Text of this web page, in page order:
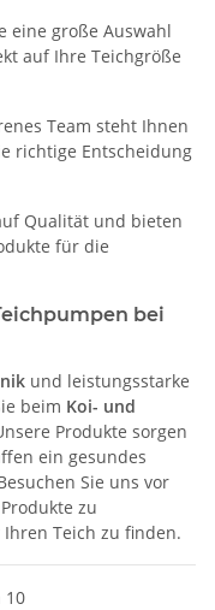
eine große Auswahl
auf Ihre Teichgröße
Team steht Ihnen
richtige Entscheidung
Qualität und bieten
für die
bei
und leistungsstarke
beim Koi- und
Produkte sorgen
ein gesundes
Sie uns vor
zu
Teich zu finden.
10